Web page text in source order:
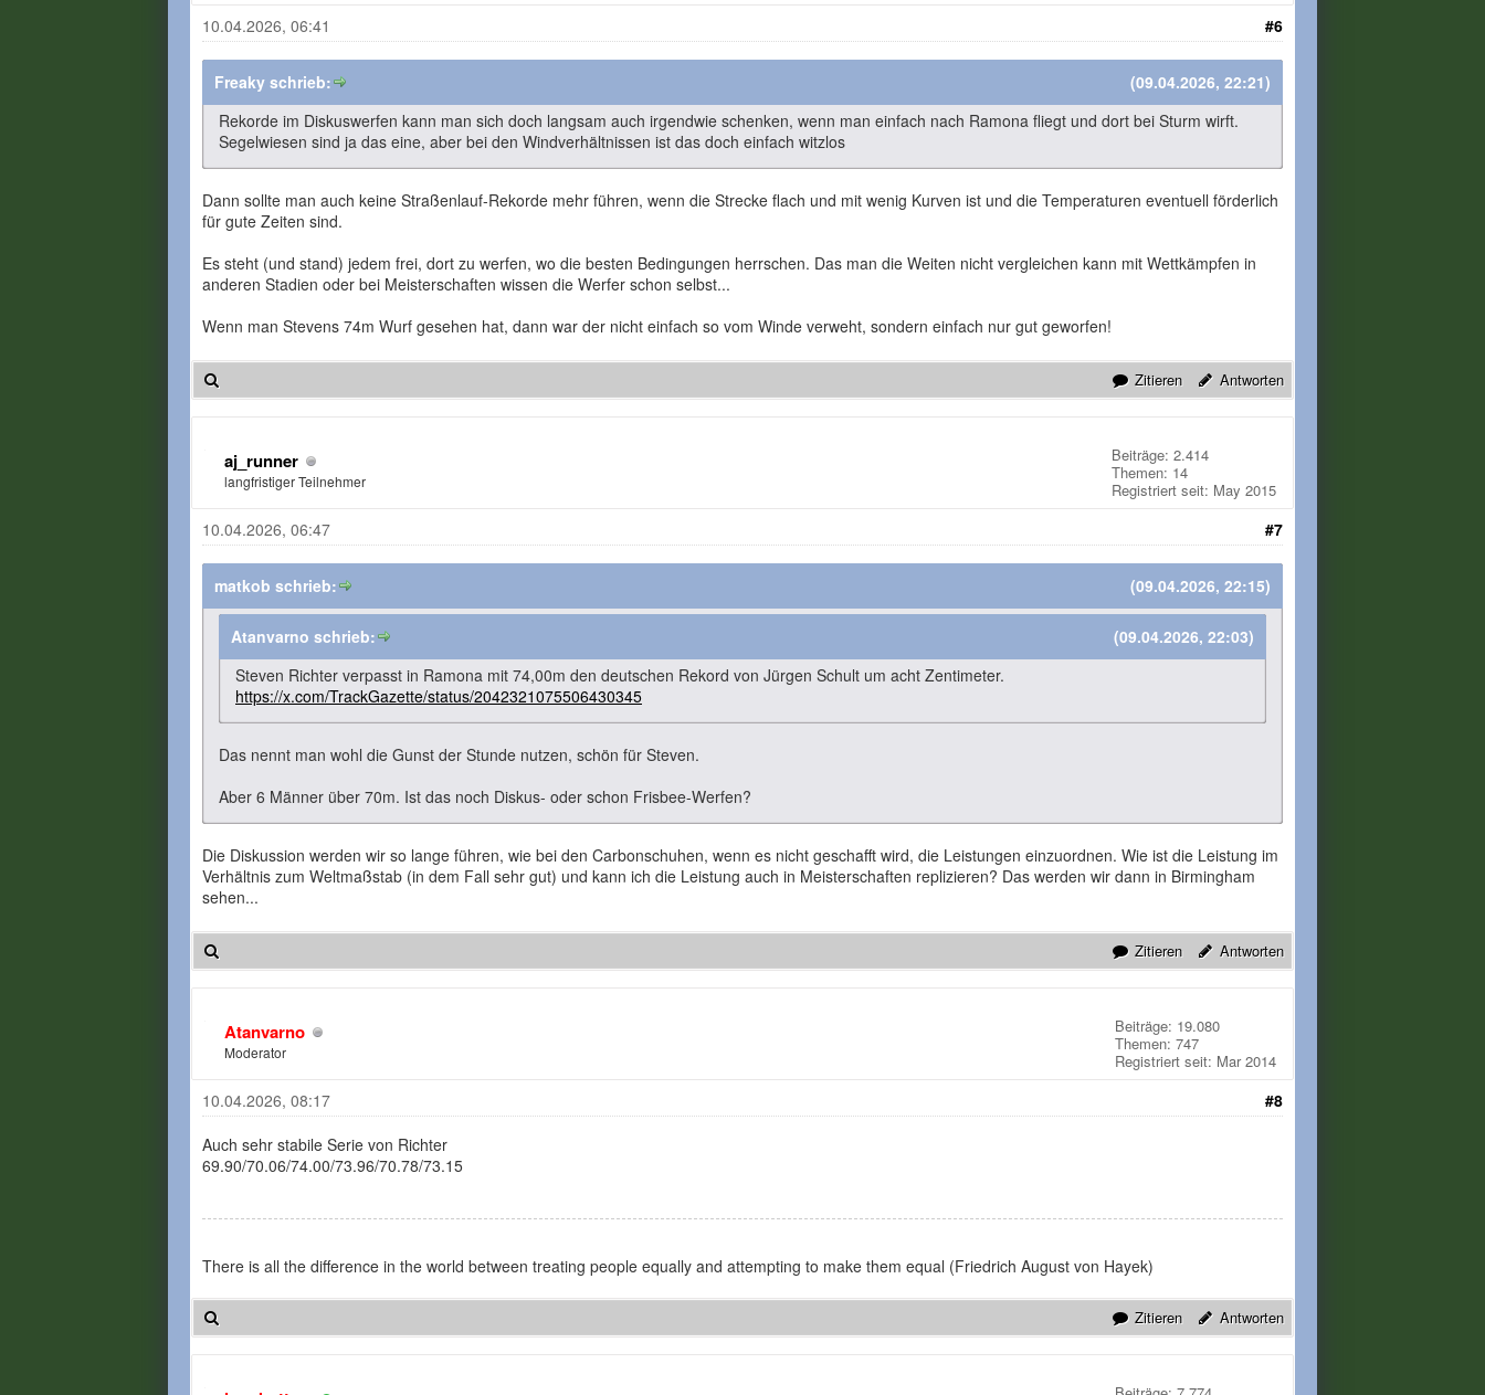
#6
10.04.2026, 06:41
(09.04.2026, 22:21)
Freaky schrieb:
Rekorde im Diskuswerfen kann man sich doch langsam auch irgendwie schenken, wenn man einfach nach Ramona fliegt und dort bei Sturm wirft.
Segelwiesen sind ja das eine, aber bei den Windverhältnissen ist das doch einfach witzlos
Dann sollte man auch keine Straßenlauf-Rekorde mehr führen, wenn die Strecke flach und mit wenig Kurven ist und die Temperaturen eventuell förderlich
für gute Zeiten sind.
Es steht (und stand) jedem frei, dort zu werfen, wo die besten Bedingungen herrschen. Das man die Weiten nicht vergleichen kann mit Wettkämpfen in
anderen Stadien oder bei Meisterschaften wissen die Werfer schon selbst...
Wenn man Stevens 74m Wurf gesehen hat, dann war der nicht einfach so vom Winde verweht, sondern einfach nur gut geworfen!
Zitieren Antworten
aj_runner
langfristiger Teilnehmer
Beiträge: 2.414
Themen: 14
Registriert seit: May 2015
#7
10.04.2026, 06:47
(09.04.2026, 22:15)
matkob schrieb:
(09.04.2026, 22:03)
Atanvarno schrieb:
Steven Richter verpasst in Ramona mit 74,00m den deutschen Rekord von Jürgen Schult um acht Zentimeter.
https://x.com/TrackGazette/status/2042321075506430345
Das nennt man wohl die Gunst der Stunde nutzen, schön für Steven.
Aber 6 Männer über 70m. Ist das noch Diskus- oder schon Frisbee-Werfen?
Die Diskussion werden wir so lange führen, wie bei den Carbonschuhen, wenn es nicht geschafft wird, die Leistungen einzuordnen. Wie ist die Leistung im
Verhältnis zum Weltmaßstab (in dem Fall sehr gut) und kann ich die Leistung auch in Meisterschaften replizieren? Das werden wir dann in Birmingham
sehen...
Zitieren Antworten
Atanvarno
Moderator
Beiträge: 19.080
Themen: 747
Registriert seit: Mar 2014
#8
10.04.2026, 08:17
Auch sehr stabile Serie von Richter
69.90/70.06/74.00/73.96/70.78/73.15
There is all the difference in the world between treating people equally and attempting to make them equal (Friedrich August von Hayek)
Zitieren Antworten